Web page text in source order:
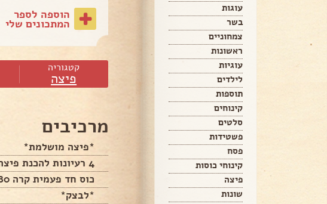
עוגות
בשר
צמחוניים
ראשונות
עוגיות
לילדים
תוספות
קינוחים
סלטים
פשטידות
פסח
קינוחי כוסות
פיצה
שונות
הוספה לספר
המתכונים שלי
קטגוריה
פיצה
מרכיבים
*פיצה מושלמת*
4 רעיונות להכנת פיצה מושלמת
כוס חד פעמית קרה 180 מ"ל
*לבצק*